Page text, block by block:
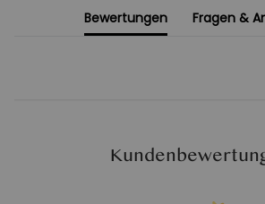
Bewertungen Fragen &